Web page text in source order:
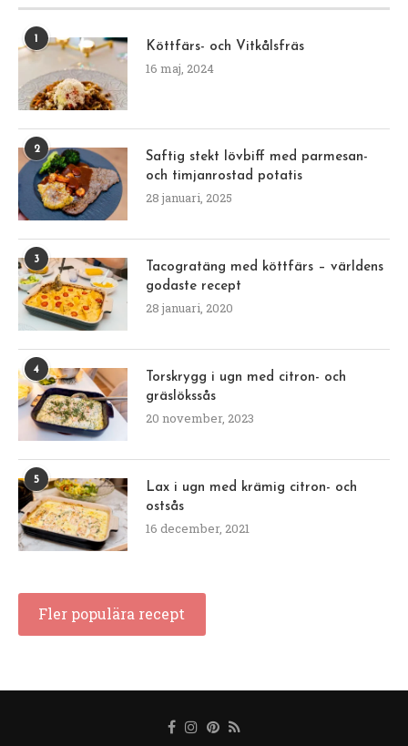
1
Köttfärs- och Vitkålsfräs
16 maj, 2024
2
Saftig stekt lövbiff med parmesan-
och timjanrostad potatis
28 januari, 2025
3
Tacogratäng med köttfärs – världens
godaste recept
28 januari, 2020
4
Torskrygg i ugn med citron- och
gräslökssås
20 november, 2023
5
Lax i ugn med krämig citron- och
ostsås
16 december, 2021
Fler populära recept